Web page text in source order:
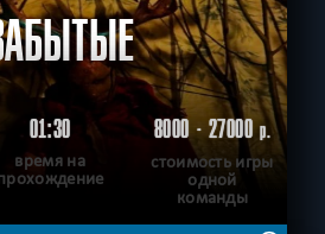
01:30
время на
8000 - 27000р.
стоимость игры
одной
команды